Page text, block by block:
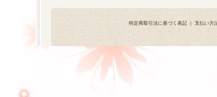
特定商取引法に基づく表記 ｜ 支払い方